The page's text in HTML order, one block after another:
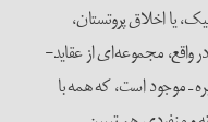
پروتستان،
مجموعه‌ای از عقاید-
است، که همه با